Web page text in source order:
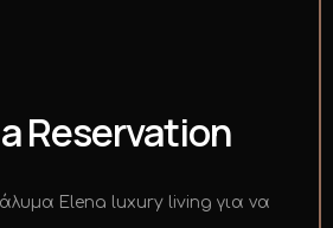
Reservation
Elena luxury living για να